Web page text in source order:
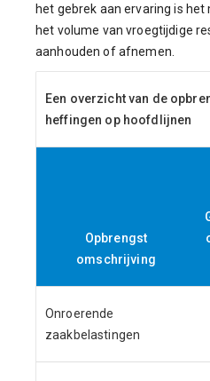
het gebrek aan ervaring is
het volume van vroegtijdige
aanhouden of afnemen.
Een overzicht van de
heffingen op hoofdlijnen
Opbrengst
omschrijving
Onroerende
zaakbelastingen